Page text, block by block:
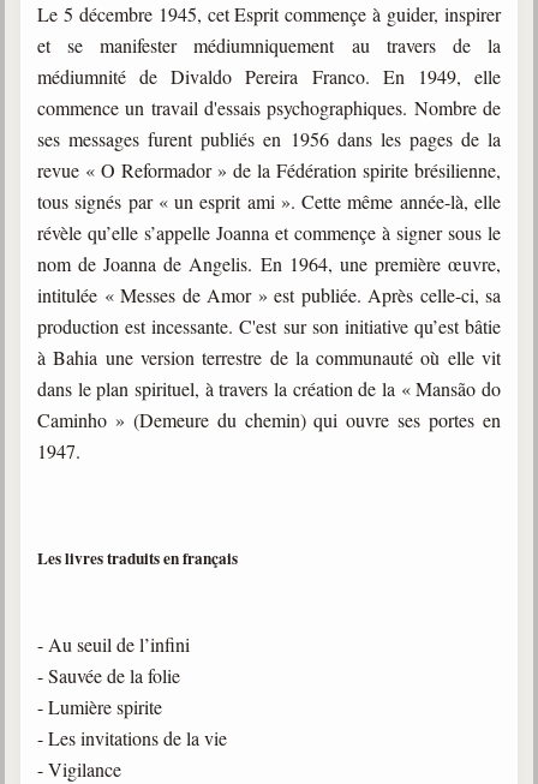
Le 5 décembre 1945, cet Esprit commençe à guider, inspirer
et se manifester médiumniquement au travers de la
médiumnité de Divaldo Pereira Franco. En 1949, elle
commence un travail d'essais psychographiques. Nombre de
ses messages furent publiés en 1956 dans les pages de la
revue « O Reformador » de la Fédération spirite brésilienne,
tous signés par « un esprit ami ». Cette même année-là, elle
révèle qu’elle s’appelle Joanna et commençe à signer sous le
nom de Joanna de Angelis. En 1964, une première œuvre,
intitulée « Messes de Amor » est publiée. Après celle-ci, sa
production est incessante. C'est sur son initiative qu’est bâtie
à Bahia une version terrestre de la communauté où elle vit
dans le plan spirituel, à travers la création de la « Mansão do
Caminho » (Demeure du chemin) qui ouvre ses portes en
1947.
Les livres traduits en français
- Au seuil de l’infini
- Sauvée de la folie
- Lumière spirite
- Les invitations de la vie
- Vigilance